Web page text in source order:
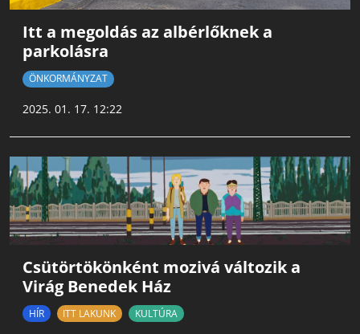
Itt a megoldás az albérlőknek a
parkolásra
ÖNKORMÁNYZAT
2025. 01. 17. 12:22
Csütörtökönként mozivá változik a
Virág Benedek Ház
HÍR ITT LAKUNK KULTÚRA